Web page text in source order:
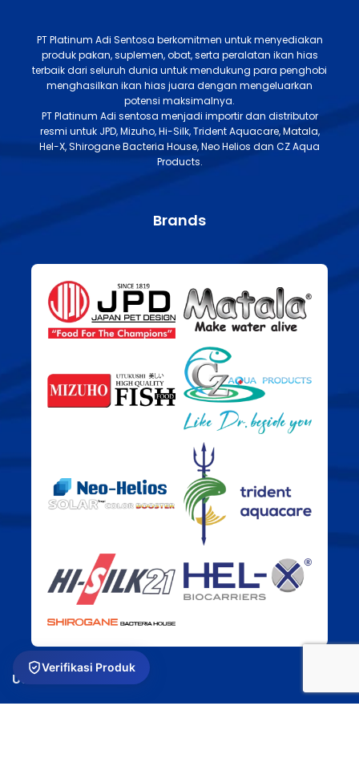
PT Platinum Adi Sentosa berkomitmen untuk menyediakan
produk pakan, suplemen, obat, serta peralatan ikan hias
terbaik dari seluruh dunia untuk mendukung para penghobi
menghasilkan ikan hias juara dengan mengeluarkan
potensi maksimalnya.
PT Platinum Adi sentosa menjadi importir dan distributor
resmi untuk JPD, Mizuho, Hi-Silk, Trident Aquacare, Matala,
Hel-X, Shirogane Bacteria House, Neo Helios dan CZ Aqua
Products.
Brands
USEFUL LINKS
Verifikasi Produk